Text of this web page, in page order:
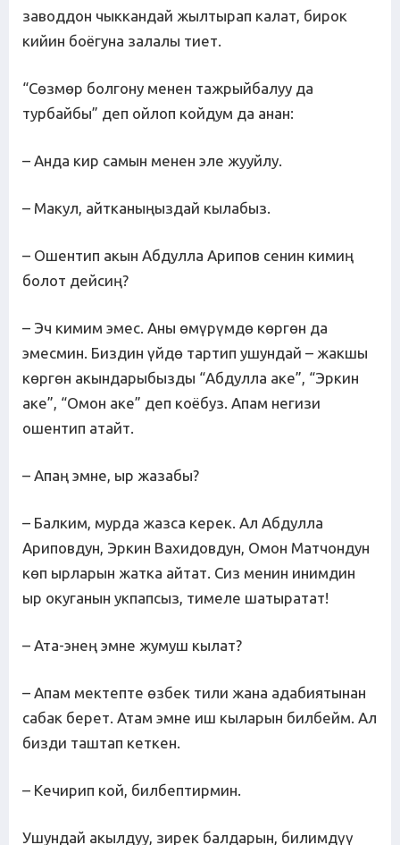
заводдон чыккандай жылтырап калат, бирок
кийин боёгуна залалы тиет.
“Сөзмөр болгону менен тажрыйбалуу да
турбайбы” деп ойлоп койдум да анан:
– Анда кир самын менен эле жууйлу.
– Макул, айтканыңыздай кылабыз.
– Ошентип акын Абдулла Арипов сенин кимиң
болот дейсиң?
– Эч кимим эмес. Аны өмүрүмдө көргөн да
эмесмин. Биздин үйдө тартип ушундай – жакшы
көргөн акындарыбызды “Абдулла аке”, “Эркин
аке”, “Омон аке” деп коёбуз. Апам негизи
ошентип атайт.
– Апаң эмне, ыр жазабы?
– Балким, мурда жазса керек. Ал Абдулла
Ариповдун, Эркин Вахидовдун, Омон Матчондун
көп ырларын жатка айтат. Сиз менин инимдин
ыр окуганын укпапсыз, тимеле шатыратат!
– Ата-энең эмне жумуш кылат?
– Апам мектепте өзбек тили жана адабиятынан
сабак берет. Атам эмне иш кыларын билбейм. Ал
бизди таштап кеткен.
– Кечирип кой, билбептирмин.
Ушундай акылдуу, зирек балдарын, билимдүү